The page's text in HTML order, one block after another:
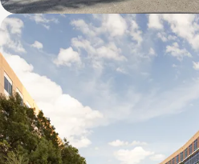
8600 NW 17th Street (FL)